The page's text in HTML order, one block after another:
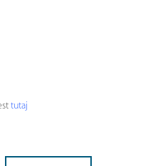
tutaj